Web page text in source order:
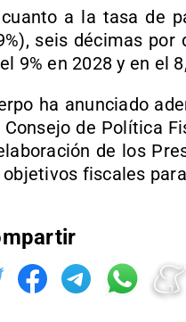
cuanto a la tasa de
seis décimas por
9% en 2028 y en el
ha anunciado
Consejo de Política
de los
objetivos fiscales